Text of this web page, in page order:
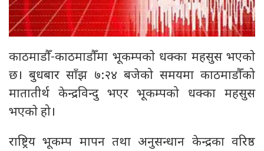
काठमाडौँ-काठमाडौँमा भूकम्पकाे धक्का महसुस भएकाे
छ। बुधबार साँझ ७:२४ बजेको समयमा काठमाडौँको
मातातीर्थ केन्द्रविन्दु भएर भूकम्पको धक्का महसुस
भएकाे हो।
राष्ट्रिय भूकम्प मापन तथा अनुसन्धान केन्द्रका वरिष्ठ